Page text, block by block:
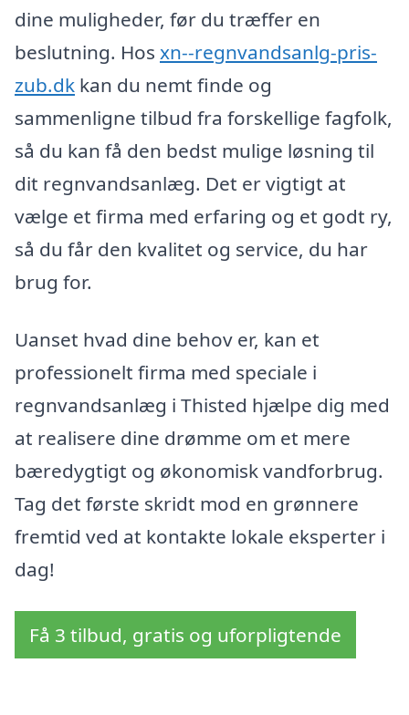
dine muligheder, før du træffer en
beslutning. Hos xn--regnvandsanlg-pris-
zub.dk kan du nemt finde og
sammenligne tilbud fra forskellige fagfolk,
så du kan få den bedst mulige løsning til
dit regnvandsanlæg. Det er vigtigt at
vælge et firma med erfaring og et godt ry,
så du får den kvalitet og service, du har
brug for.
Uanset hvad dine behov er, kan et
professionelt firma med speciale i
regnvandsanlæg i Thisted hjælpe dig med
at realisere dine drømme om et mere
bæredygtigt og økonomisk vandforbrug.
Tag det første skridt mod en grønnere
fremtid ved at kontakte lokale eksperter i
dag!
Få 3 tilbud, gratis og uforpligtende